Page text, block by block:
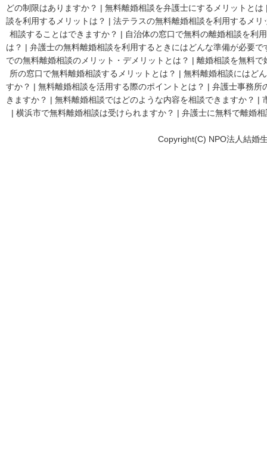
どの制限はありますか？ | 無料離婚相談を弁護士にするメリットとは
談を利用するメリットは？ | 法テラスの無料離婚相談を利用するメリ
相談することはできますか？ | 自治体の窓口で無料の離婚相談を利
は？ | 弁護士の無料離婚相談を利用するときにはどんな準備が必要で
での無料離婚相談のメリット・デメリットとは？ | 離婚相談を無料で
所の窓口で無料離婚相談するメリットとは？ | 無料離婚相談にはど
すか？ | 無料離婚相談を活用する際のポイントとは？ | 弁護士事務所
きますか？ | 無料離婚相談ではどのような内容を相談できますか？ |
| 横浜市で無料離婚相談は受けられますか？ | 弁護士に無料で離婚
Copyright(C) NPO法人結婚